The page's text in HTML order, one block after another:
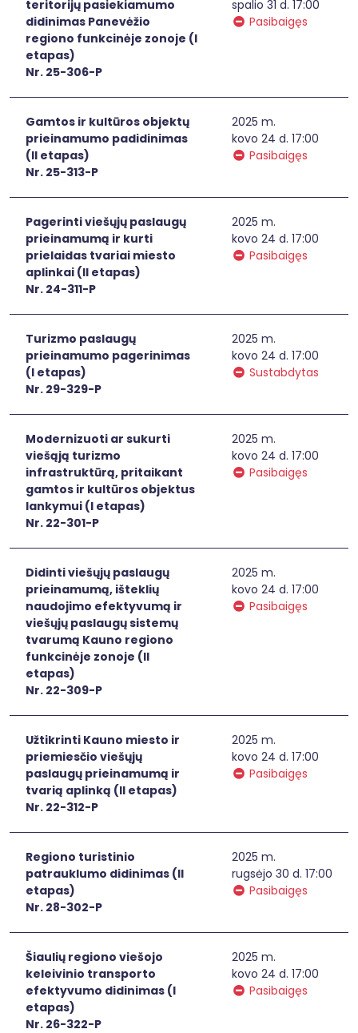
teritorijų pasiekiamumo
didinimas Panevėžio
regiono funkcinėje zonoje (I
etapas)
Nr. 25-306-P
spalio 31 d. 17:00
Pasibaigęs
Gamtos ir kultūros objektų
prieinamumo padidinimas
(II etapas)
Nr. 25-313-P
2025 m.
kovo 24 d. 17:00
Pasibaigęs
Pagerinti viešųjų paslaugų
prieinamumą ir kurti
prielaidas tvariai miesto
aplinkai (II etapas)
Nr. 24-311-P
2025 m.
kovo 24 d. 17:00
Pasibaigęs
Turizmo paslaugų
prieinamumo pagerinimas
(I etapas)
Nr. 29-329-P
2025 m.
kovo 24 d. 17:00
Sustabdytas
Modernizuoti ar sukurti
viešąją turizmo
infrastruktūrą, pritaikant
gamtos ir kultūros objektus
lankymui (I etapas)
Nr. 22-301-P
2025 m.
kovo 24 d. 17:00
Pasibaigęs
Didinti viešųjų paslaugų
prieinamumą, išteklių
naudojimo efektyvumą ir
viešųjų paslaugų sistemų
tvarumą Kauno regiono
funkcinėje zonoje (II
etapas)
Nr. 22-309-P
2025 m.
kovo 24 d. 17:00
Pasibaigęs
Užtikrinti Kauno miesto ir
priemiesčio viešųjų
paslaugų prieinamumą ir
tvarią aplinką (II etapas)
Nr. 22-312-P
2025 m.
kovo 24 d. 17:00
Pasibaigęs
Regiono turistinio
patrauklumo didinimas (II
etapas)
Nr. 28-302-P
2025 m.
rugsėjo 30 d. 17:00
Pasibaigęs
Šiaulių regiono viešojo
keleivinio transporto
efektyvumo didinimas (I
etapas)
Nr. 26-322-P
2025 m.
kovo 24 d. 17:00
Pasibaigęs